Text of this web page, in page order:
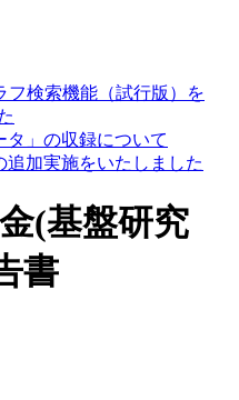
フ検索機能（試行版）を
タ」の収録について
追加実施をいたしました
(基盤研究
書